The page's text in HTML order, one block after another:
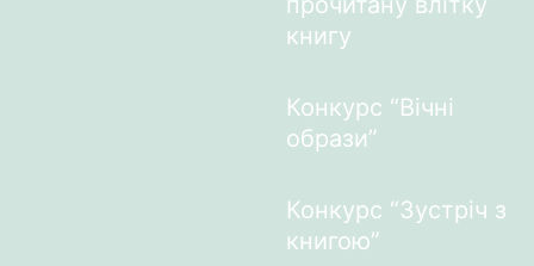
книгу
Конкурс “Вічні
образи”
Конкурс “Зустріч з
книгою”